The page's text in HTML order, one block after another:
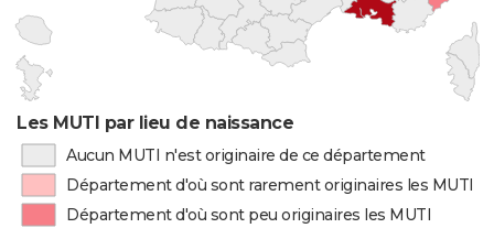
Les MUTI par lieu de naissance
Aucun MUTI n'est originaire de ce département
Département d'où sont rarement originaires les MUTI
Département d'où sont peu originaires les MUTI